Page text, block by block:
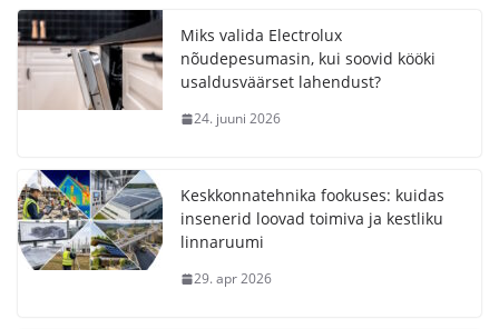
Miks valida Electrolux
nõudepesumasin, kui soovid kööki
usaldusväärset lahendust?
24. juuni 2026
Keskkonnatehnika fookuses: kuidas
insenerid loovad toimiva ja kestliku
linnaruumi
29. apr 2026